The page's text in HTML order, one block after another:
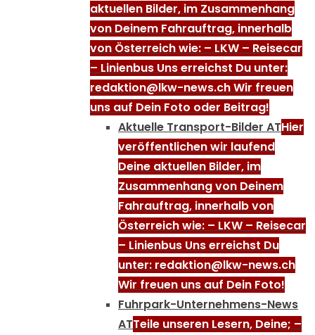
aktuellen Bilder, im Zusammenhang
von Deinem Fahrauftrag, innerhalb
von Österreich wie: – LKW – Reisecar
– Linienbus Uns erreichst Du unter:
redaktion@lkw-news.ch Wir freuen
uns auf Dein Foto oder Beitrag!
Aktuelle Transport-Bilder ATHier
veröffentlichen wir laufend
Deine aktuellen Bilder, im
Zusammenhang von Deinem
Fahrauftrag, innerhalb von
Österreich wie: – LKW – Reisecar
– Linienbus Uns erreichst Du
unter: redaktion@lkw-news.ch
Wir freuen uns auf Dein Foto!
Fuhrpark-Unternehmens-News
ATTeile unseren Lesern, Deine; –